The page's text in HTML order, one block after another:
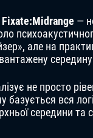
Fixate:Midrange —
але на
не просто
вся
середини